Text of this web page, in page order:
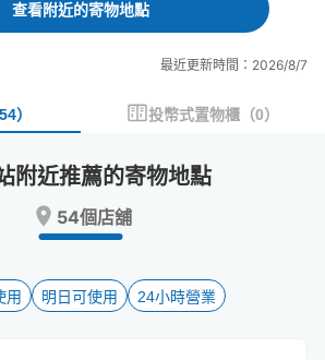
查看附近的寄物地點
最近更新時間：2026/8/7
54） 投幣式置物櫃 （0）
附近推薦的寄物地點
54個店舖
用 明日可使用 24小時營業